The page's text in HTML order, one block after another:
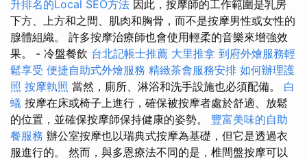
升排名的Local SEO方法 因此，按摩師的工作範圍是乳房
下方、上方和之間、肌肉和胸骨，而不是按摩男性或女性的
腺體組織。 許多按摩治療師也會使用輕柔的音樂來增強效
果。 - 冷盤餐飲 台北記帳士推薦 大里推拿 到府外燴服務輕
鬆享受 便捷自助式外燴服務 精緻茶會服務安排 如何辦理護
照 按摩執照 當然，廁所、淋浴和洗手設施也必須配備。 白
蟻 按摩在床或椅子上進行，確保被按摩者處於舒適、放鬆
的位置，並確保按摩師保持健康的姿勢。 豐富美味的自助
餐服務 辦公室按摩也以瑞典式按摩為基礎，但它是透過衣
服進行的。 然而，與多恩療法不同的是，椎間盤按摩可以